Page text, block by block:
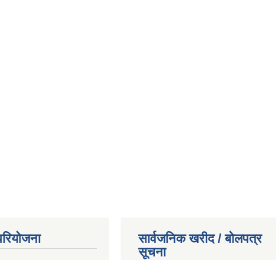
सार्वजनिक खरीद / बोलपत्र
सूचना